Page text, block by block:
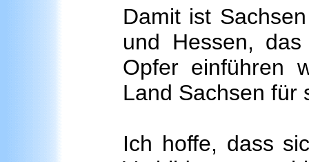
Damit ist
und Hessen,
Opfer einführen
Land Sachsen für
Ich hoffe, dass